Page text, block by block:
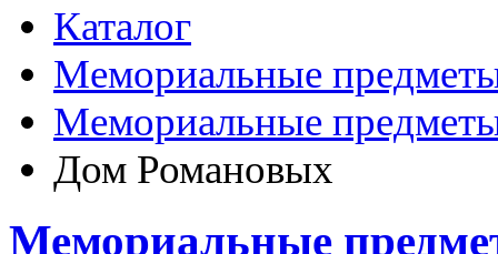
Каталог
Мемориальные
Мемориальные
Дом Романовых
Мемориальные